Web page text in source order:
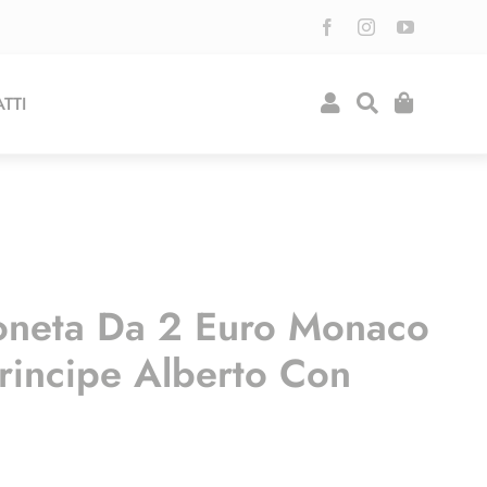
Da 2 Euro Monaco
Alberto Con